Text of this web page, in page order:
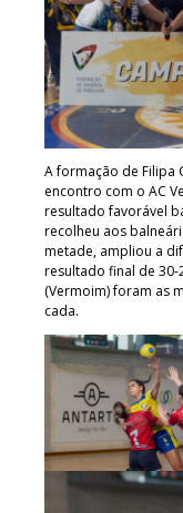
A formação de Filipa
encontro com o AC
resultado favorável
recolheu aos
metade, ampliou a
resultado final de 30-
(Vermoim) foram as
cada.